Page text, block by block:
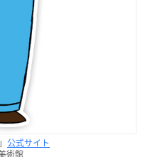
公式サイト
術館